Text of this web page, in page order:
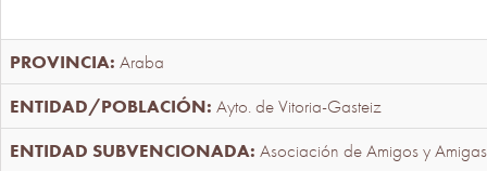
Araba
Ayto. de Vitoria-Gasteiz
Asociación de Amigos y